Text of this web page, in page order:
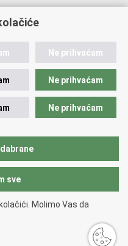
podravska.
Ne prihvaćam
Ne prihvaćam
Ne prihvaćam
sve
Molimo Vas da